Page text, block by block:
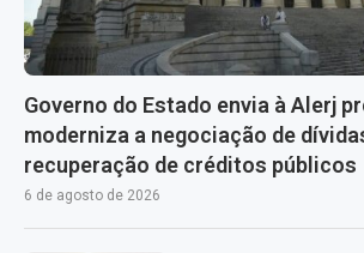
Governo do Estado envia à Alerj
moderniza a negociação de
recuperação de créditos públicos
6 de agosto de 2026